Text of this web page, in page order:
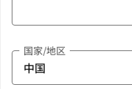
国家/地区